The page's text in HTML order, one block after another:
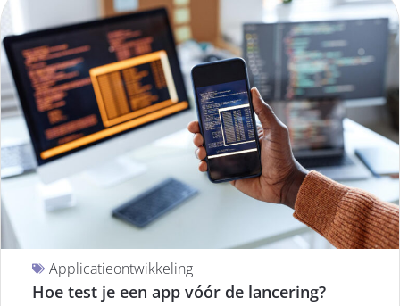
Applicatieontwikkeling
Hoe test je een app vóór de lancering?